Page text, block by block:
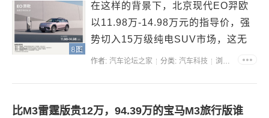
8图
在这样的背景下，北京现代EO羿欧
以11.98万-14.98万元的指导价，强
势切入15万级纯电SUV市场，这无
疑是为合资品牌的新能源产品阵容再
的价格区间高手如云，自主品牌凭借
作者: 汽车论坛之家 分类: 汽车科技 浏览:38456
比M3雷霆版贵12万，94.39万的宝马M3旅行版谁